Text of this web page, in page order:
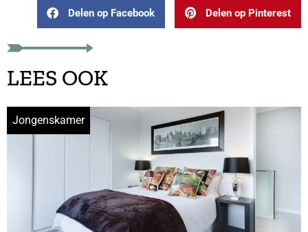
Delen op Facebook Delen op Pinterest
LEES OOK
Jongenskamer